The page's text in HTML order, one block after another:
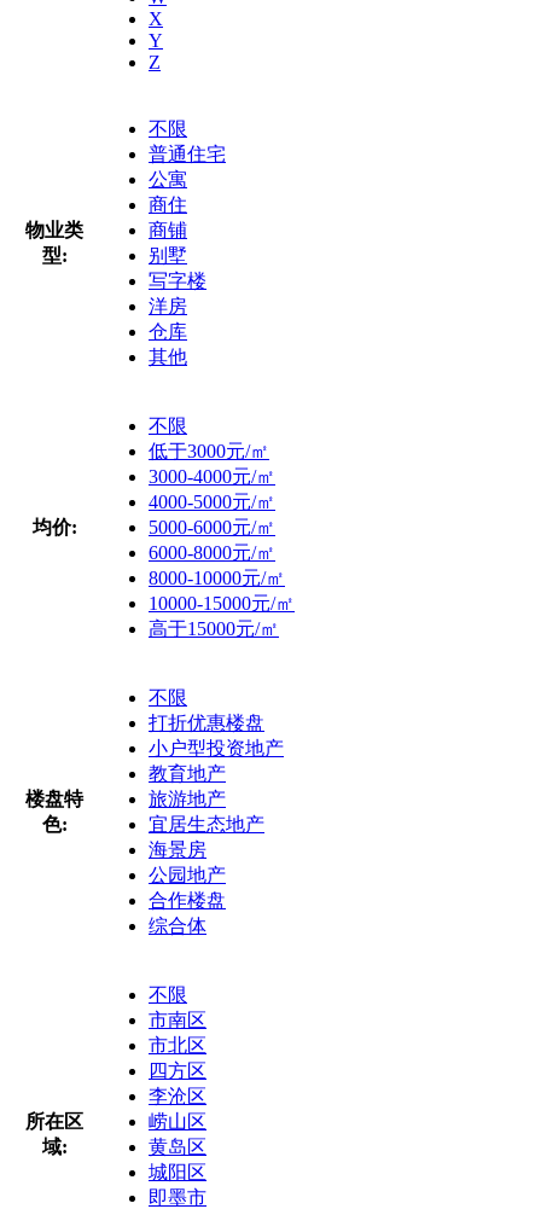
X
Y
Z
物业类
型:
不限
普通住宅
公寓
商住
商铺
别墅
写字楼
洋房
仓库
其他
均价:
不限
低于3000元/㎡
3000-4000元/㎡
4000-5000元/㎡
5000-6000元/㎡
6000-8000元/㎡
8000-10000元/㎡
10000-15000元/㎡
高于15000元/㎡
楼盘特
色:
不限
打折优惠楼盘
小户型投资地产
教育地产
旅游地产
宜居生态地产
海景房
公园地产
合作楼盘
综合体
所在区
域:
不限
市南区
市北区
四方区
李沧区
崂山区
黄岛区
城阳区
即墨市